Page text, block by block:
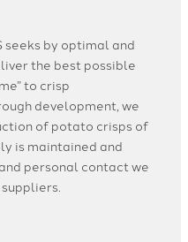
by optimal and
the best possible
to crisp
development, we
of potato crisps of
is maintained and
personal contact we